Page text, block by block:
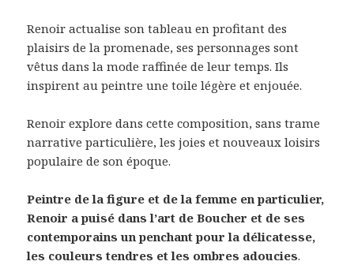
Renoir actualise son tableau en profitant des
plaisirs de la promenade, ses personnages sont
vêtus dans la mode raffinée de leur temps. Ils
inspirent au peintre une toile légère et enjouée.
Renoir explore dans cette composition, sans trame
narrative particulière, les joies et nouveaux loisirs
populaire de son époque.
Peintre de la figure et de la femme en particulier,
Renoir a puisé dans l’art de Boucher et de ses
contemporains un penchant pour la délicatesse,
les couleurs tendres et les ombres adoucies.